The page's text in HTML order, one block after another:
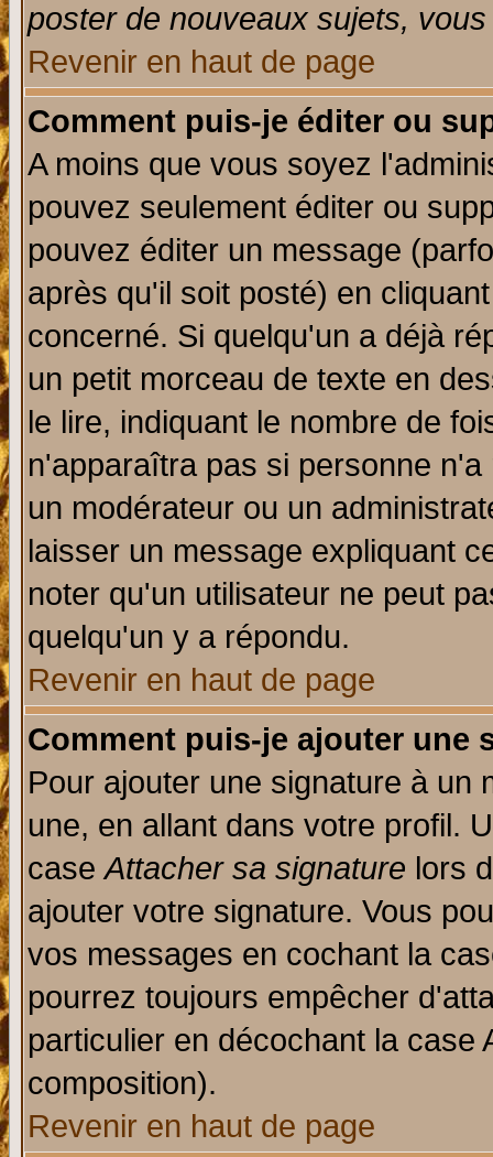
poster de nouveaux sujets,
Revenir en haut de page
Comment puis-je éditer ou
A moins que vous soyez
pouvez seulement éditer ou
pouvez éditer un message
après qu'il soit posté) en
concerné. Si quelqu'un a déjà
un petit morceau de texte en
le lire, indiquant le nombre de
n'apparaîtra pas si personne
un modérateur ou un
laisser un message expliquant
noter qu'un utilisateur ne peut
quelqu'un y a répondu.
Revenir en haut de page
Comment puis-je ajouter une
Pour ajouter une signature à un
une, en allant dans votre profil.
caseAttacher sa signature lors
ajouter votre signature. Vous
vos messages en cochant la
pourrez toujours empêcher
particulier en décochant la
composition).
Revenir en haut de page